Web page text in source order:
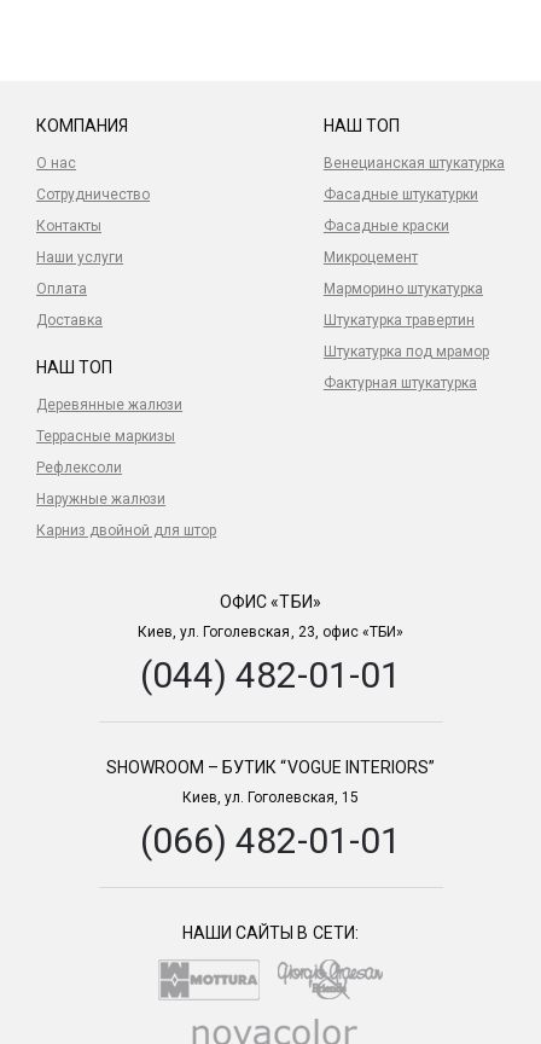
КОМПАНИЯ
О нас
Сотрудничество
Контакты
Наши услуги
Оплата
Доставка
НАШ ТОП
Венецианская штукатурка
Фасадные штукатурки
Фасадные краски
Микроцемент
Марморино штукатурка
Штукатурка травертин
Штукатурка под мрамор
Фактурная штукатурка
НАШ ТОП
Деревянные жалюзи
Террасные маркизы
Рефлексоли
Наружные жалюзи
Карниз двойной для штор
ОФИС «ТБИ»
Киев, ул. Гоголевская, 23, офис «ТБИ»
(044) 482-01-01
SHOWROOM – БУТИК “VOGUE INTERIORS”
Киев, ул. Гоголевская, 15
(066) 482-01-01
НАШИ САЙТЫ В СЕТИ: